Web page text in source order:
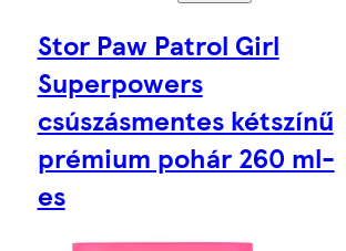
Stor Paw Patrol Girl
Superpowers
csúszásmentes kétszínű
prémium pohár 260 ml-
es